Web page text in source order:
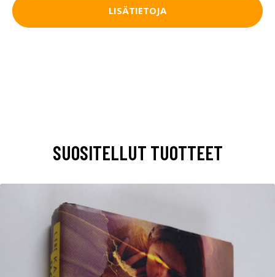
LISÄTIETOJA
SUOSITELLUT TUOTTEET